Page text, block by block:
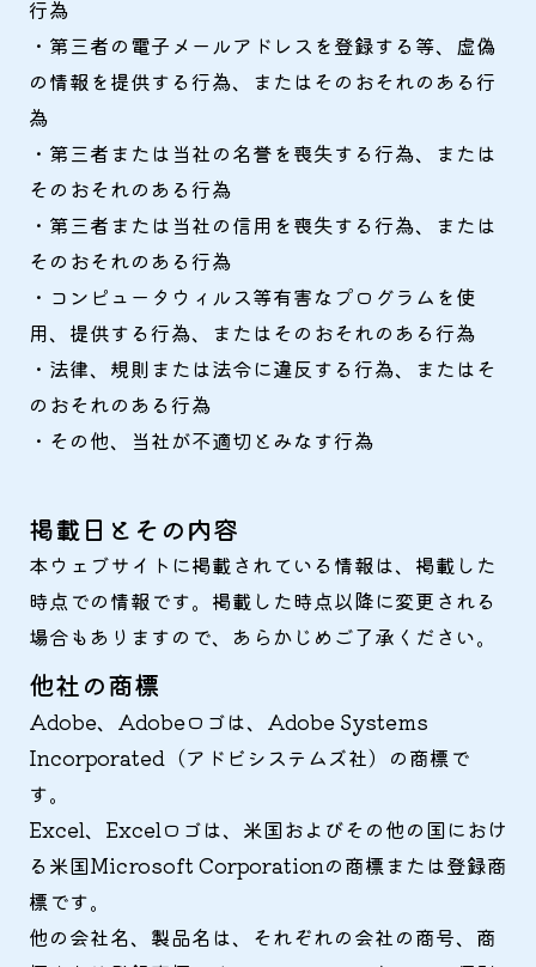
行為
・第三者の電子メールアドレスを登録する等、虚偽
の情報を提供する行為、またはそのおそれのある行
為
・第三者または当社の名誉を喪失する行為、または
そのおそれのある行為
・第三者または当社の信用を喪失する行為、または
そのおそれのある行為
・コンピュータウィルス等有害なプログラムを使
用、提供する行為、またはそのおそれのある行為
・法律、規則または法令に違反する行為、またはそ
のおそれのある行為
・その他、当社が不適切とみなす行為
掲載日とその内容
本ウェブサイトに掲載されている情報は、掲載した
時点での情報です。掲載した時点以降に変更される
場合もありますので、あらかじめご了承ください。
他社の商標
Adobe、Adobeロゴは、Adobe Systems
Incorporated（アドビシステムズ社）の商標で
す。
Excel、Excelロゴは、米国およびその他の国におけ
る米国Microsoft Corporationの商標または登録商
標です。
他の会社名、製品名は、それぞれの会社の商号、商